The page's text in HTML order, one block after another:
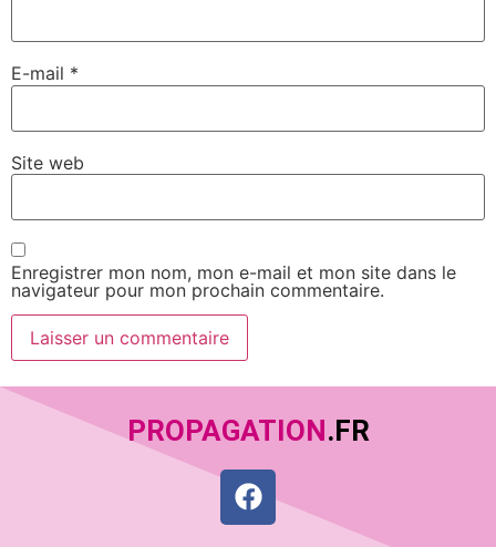
E-mail *
Site web
Enregistrer mon nom, mon e-mail et mon site dans le
navigateur pour mon prochain commentaire.
PROPAGATION.FR